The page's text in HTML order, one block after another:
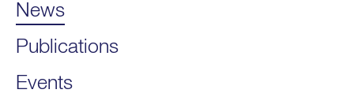
News
Publications
Events